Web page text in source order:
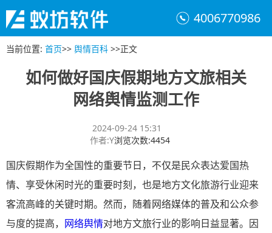
4006770986
当前位置: 首页>> 舆情百科 >>正文
如何做好国庆假期地方文旅相关
网络舆情监测工作
2024-09-24 15:31
作者:Y浏览次数:4454
国庆假期作为全国性的重要节日，不仅是民众表达爱国热
情、享受休闲时光的重要时刻，也是地方文化旅游行业迎来
客流高峰的关键时期。然而，随着网络媒体的普及和公众参
与度的提高， 网络舆情对地方文旅行业的影响日益显著。因